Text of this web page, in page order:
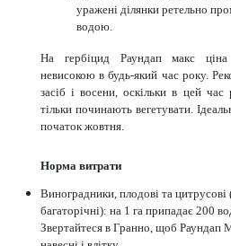
уражені ділянки ретельно
водою.
На гербіцид Раундап макс ціна
невисокою в будь-який час року.
засіб і восени, оскільки в цей час
тільки починають вегетувати.
початок жовтня.
Норма витрати
Виноградники, плодові та цитрусові
багаторічні): на 1 га припадає 200
Звертайтеся в Гранно, щоб Раундап